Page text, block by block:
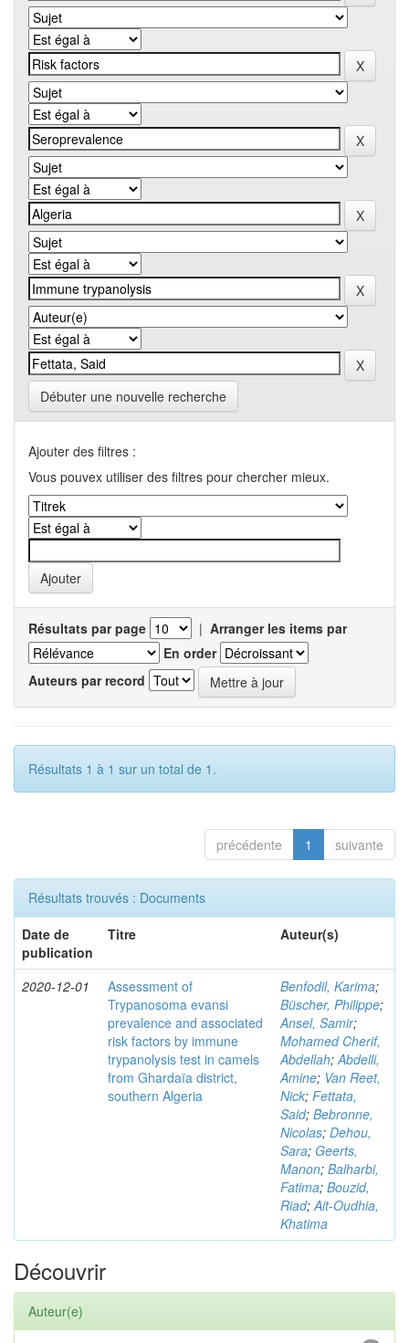
Débuter une nouvelle recherche
Ajouter des filtres :
Vous pouvex utiliser des filtres pour chercher mieux.
Résultats par page | Arranger les items par
En order
Auteurs par record
Résultats 1 à 1 sur un total de 1.
précédente 1 suivante
Résultats trouvés : Documents
Date de
publication
Titre Auteur(s)
2020-12-01
Assessment of
Trypanosoma evansi
prevalence and associated
risk factors by immune
trypanolysis test in camels
from Ghardaïa district,
southern Algeria
Benfodil, Karima;
Büscher, Philippe;
Ansel, Samir;
Mohamed Cherif,
Abdellah;Abdelli,
Amine; Van Reet,
Nick; Fettata,
Said; Bebronne,
Nicolas; Dehou,
Sara; Geerts,
Manon; Balharbi,
Fatima; Bouzid,
Riad;Ait-Oudhia,
Khatima
Découvrir
Auteur(e)